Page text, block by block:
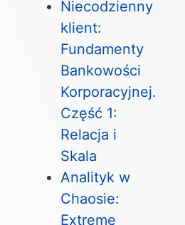
Niecodzienny
klient:
Fundamenty
Bankowości
Korporacyjnej.
Część 1:
Relacja i
Skala
Analityk w
Chaosie:
Extreme